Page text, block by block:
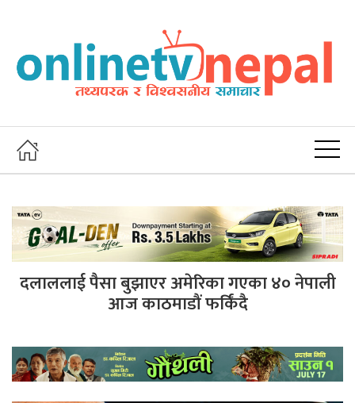
दलाललाई पैसा बुझाएर अमेरिका गएका ४० नेपाली
आज काठमाडौं फर्किंदै